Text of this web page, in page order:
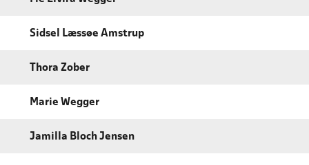
Sidsel Læssøe Amstrup
Thora Zober
Marie Wegger
Jamilla Bloch Jensen